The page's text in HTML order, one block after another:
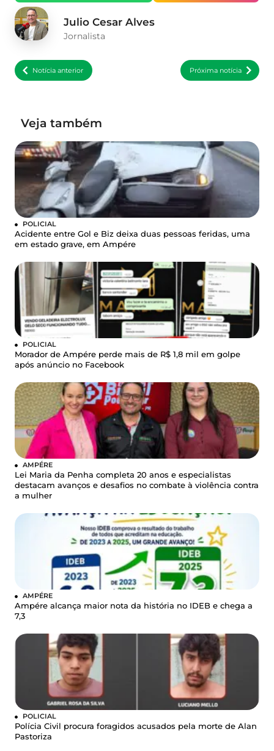
Julio Cesar Alves
Jornalista
Notícia anterior Próxima notícia
Veja também
POLICIAL
Acidente entre Gol e Biz deixa duas pessoas feridas, uma
em estado grave, em Ampére
POLICIAL
Morador de Ampére perde mais de R$ 1,8 mil em golpe
após anúncio no Facebook
AMPÉRE
Lei Maria da Penha completa 20 anos e especialistas
destacam avanços e desafios no combate à violência contra
a mulher
AMPÉRE
Ampére alcança maior nota da história no IDEB e chega a
7,3
POLICIAL
Polícia Civil procura foragidos acusados pela morte de Alan
Pastoriza